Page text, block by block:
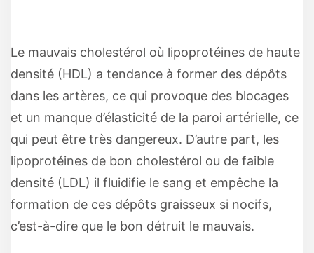
Le mauvais cholestérol où lipoprotéines de haute
densité (HDL) a tendance à former des dépôts
dans les artères, ce qui provoque des blocages
et un manque d’élasticité de la paroi artérielle, ce
qui peut être très dangereux. D’autre part, les
lipoprotéines de bon cholestérol ou de faible
densité (LDL) il fluidifie le sang et empêche la
formation de ces dépôts graisseux si nocifs,
c’est-à-dire que le bon détruit le mauvais.